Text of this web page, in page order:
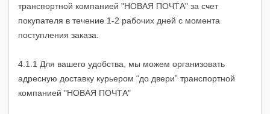
транспортной компанией "НОВАЯ ПОЧТА" за счет
покупателя в течение 1-2 рабочих дней с момента
поступления заказа.
4.1.1 Для вашего удобства, мы можем организовать
адресную доставку курьером “до двери” транспортной
компанией "НОВАЯ ПОЧТА"